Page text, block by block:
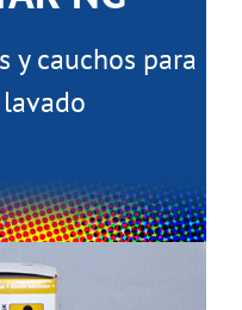
y cauchos para